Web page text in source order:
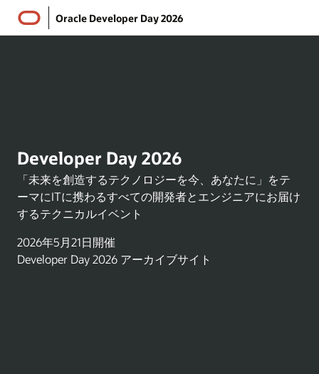
Oracle Developer Day 2026
Developer Day 2026
「未来を創造するテクノロジーを今、あなたに」をテ
ーマにITに携わるすべての開発者とエンジニアにお届け
するテクニカルイベント
2026年5月21日開催
Developer Day 2026 アーカイブサイト